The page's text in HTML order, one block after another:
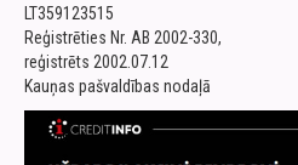
LT359123515
Reģistrēties Nr. AB 2002-330,
reģistrēts 2002.07.12
Kauņas pašvaldības nodaļā